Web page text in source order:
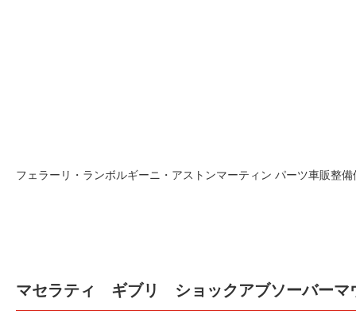
フェラーリ・ランボルギーニ・アストンマーティン パーツ車販整
マセラティ ギブリ ショックアブソーバーマ